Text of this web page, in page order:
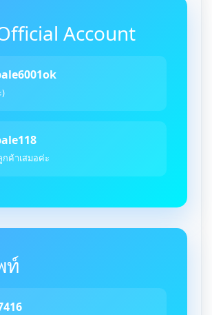
Account
ค้าเสมอค่ะ
ท์